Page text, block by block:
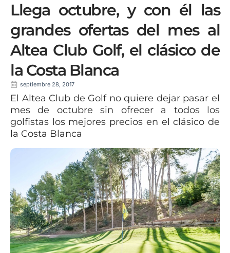
Llega octubre, y con él las
grandes ofertas del mes al
Altea Club Golf, el clásico de
la Costa Blanca
septiembre 28, 2017
El Altea Club de Golf no quiere dejar pasar el
mes de octubre sin ofrecer a todos los
golfistas los mejores precios en el clásico de
la Costa Blanca